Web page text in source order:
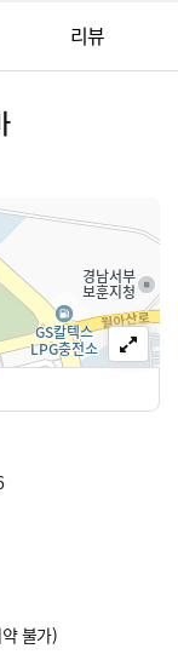
리뷰
불가)